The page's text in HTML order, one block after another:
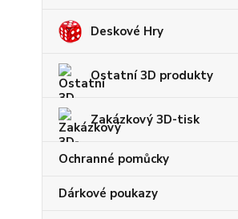
Deskové Hry
Ostatní 3D produkty
Zakázkový 3D-tisk
Ochranné pomůcky
Dárkové poukazy